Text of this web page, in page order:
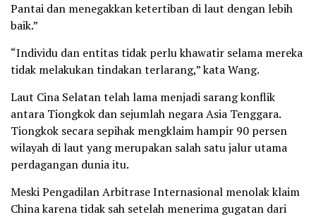
Pantai dan menegakkan ketertiban di laut dengan lebih
baik.”
“Individu dan entitas tidak perlu khawatir selama mereka
tidak melakukan tindakan terlarang,” kata Wang.
Laut Cina Selatan telah lama menjadi sarang konflik
antara Tiongkok dan sejumlah negara Asia Tenggara.
Tiongkok secara sepihak mengklaim hampir 90 persen
wilayah di laut yang merupakan salah satu jalur utama
perdagangan dunia itu.
Meski Pengadilan Arbitrase Internasional menolak klaim
China karena tidak sah setelah menerima gugatan dari